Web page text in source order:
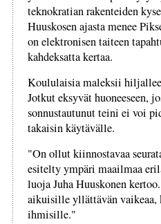
teknokratian rakenteiden
Huuskosen ajasta menee
on elektronisen taiteen
kahdeksatta kertaa.
Koululaisia maleksii
Jotkut eksyvät huoneeseen,
sonnustautunut teini ei voi
takaisin käytävälle.
"On ollut kiinnostavaa
esitelty ympäri maailmaa
luoja Juha Huuskonen
aikuisille yllättävän
ihmisille."